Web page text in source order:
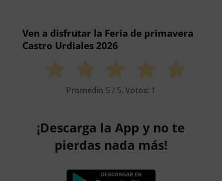
Ven a disfrutar la Feria de primavera
Castro Urdiales 2026
Promedio 5 / 5. Votos: 1
¡Descarga la App y no te
pierdas nada más!